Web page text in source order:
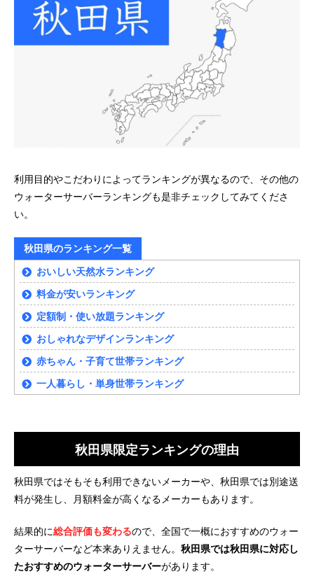
利用目的やこだわりによってランキングが異なるので、その他の
ウォーターサーバーランキングも是非チェックしてみてくださ
い。
秋田県のランキング一覧
おいしい天然水ランキング
料金が安いランキング
定額制・使い放題ランキング
おしゃれなデザインランキング
赤ちゃん・子育て世帯ランキング
一人暮らし・単身世帯ランキング
秋田県限定ランキングの理由
秋田県ではそもそも利用できないメーカーや、秋田県では別途送
料が発生し、月額料金が高くなるメーカーもあります。
結果的に総合評価も変わるので、全国で一概におすすめのウォー
ターサーバーなど本来ありえません。 秋田県では秋田県に対応し
たおすすめのウォーターサーバーがあります。